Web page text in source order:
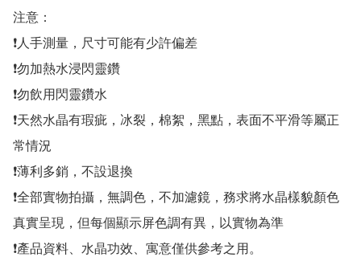
注意：
❗人手測量，尺寸可能有少許偏差
❗勿加熱水浸閃靈鑽
❗勿飲用閃靈鑽水
❗天然水晶有瑕疵，冰裂，棉絮，黑點，表面不平滑等屬正
常情況
❗薄利多銷，不設退換
❗全部實物拍攝，無調色，不加濾鏡，務求將水晶樣貌顏色
真實呈現，但每個顯示屏色調有異，以實物為準
❗產品資料、水晶功效、寓意僅供參考之用。